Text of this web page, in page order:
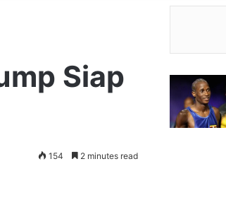
Siap
154 2 minutes read